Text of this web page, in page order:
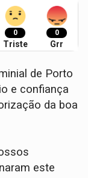
0
Triste
0
Grr
de Porto
e confiança
da boa
este